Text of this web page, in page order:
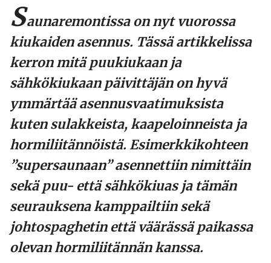
Saunaremontissa on nyt vuorossa
kiukaiden asennus. Tässä artikkelissa
kerron mitä puukiukaan ja
sähkökiukaan päivittäjän on hyvä
ymmärtää asennusvaatimuksista
kuten sulakkeista, kaapeloinneista ja
hormiliitännöistä. Esimerkkikohteen
”supersaunaan” asennettiin nimittäin
sekä puu- että sähkökiuas ja tämän
seurauksena kamppailtiin sekä
johtospaghetin että väärässä paikassa
olevan hormiliitännän kanssa.